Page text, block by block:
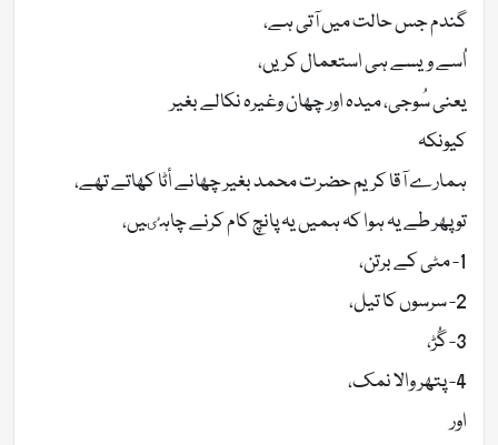
گندم جس حالت میں آتی ہے،
اُسے ویسے ہی استعمال کریں،
یعنی سُوجی، میدہ اور چھان وغیرہ نکالے بغیر
کیونکہ
ہمارے آقا کریم حضرت محمد بغیر چھانے أٹا کھاتے تھے،
تو پھر طے یہ ہوا کہ ہمیں یہ پانچ کام کرنے چاہٸیں،
1- مٹی کے برتن،
2- سرسوں کا تیل،
3- گُڑ،
4- پتھر والا نمک،
اور